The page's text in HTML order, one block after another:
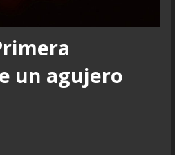
un agujero